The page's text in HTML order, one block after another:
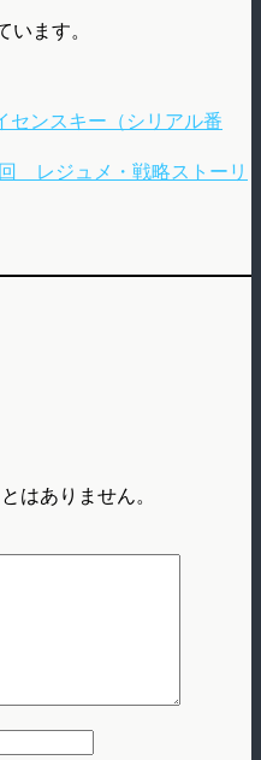
ます。
センスキー（シリアル番
レジュメ・戦略ストーリ
はありません。